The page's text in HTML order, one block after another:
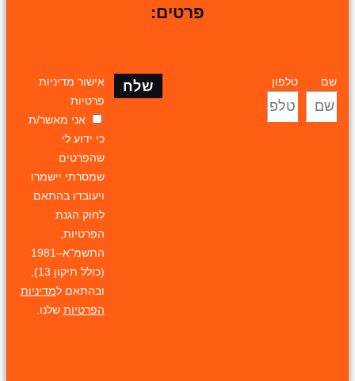
פרטים:
שם טלפון
אישור מדיניות
פרטיות
אני מאשר/ת
כי ידוע לי
שהפרטים
שמסרתי יישמרו
ויעובדו בהתאם
לחוק הגנת
הפרטיות,
התשמ"א–1981
(כולל תיקון 13),
ובהתאם למדיניות
הפרטיות שלנו.
שלח